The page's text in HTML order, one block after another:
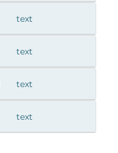
text
text
text
text